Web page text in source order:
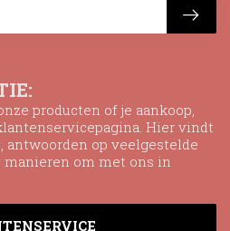
producten of je aankoop,
Hier vindt
antwoorden op veelgestelde
om met ons in